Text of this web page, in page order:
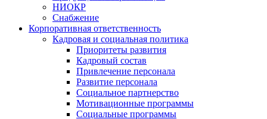
НИОКР
Снабжение
Корпоративная ответственность
Кадровая и социальная политика
Приоритеты развития
Кадровый состав
Привлечение персонала
Развитие персонала
Социальное партнерство
Мотивационные программы
Социальные программы